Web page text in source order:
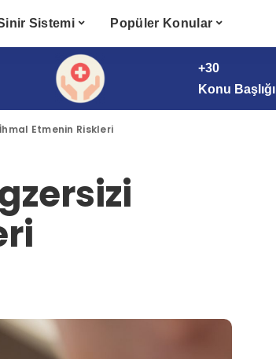
Sistemi Popüler Konular
+30
Konu Başlığı
Etmenin Riskleri